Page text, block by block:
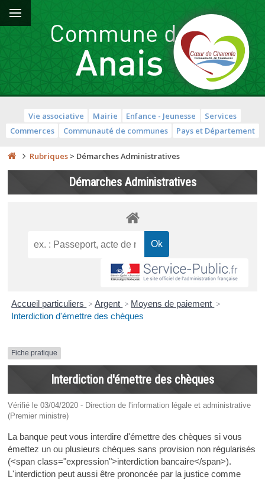
Vie associative Mairie Enfance - Jeunesse
Services
Commerces
Communauté de communes Pays et Département
Rubriques > Démarches Administratives
Démarches Administratives
Accueil particuliers > Argent > Moyens de paiement >
Interdiction d'émettre des chèques
Fiche pratique
Interdiction d'émettre des chèques
Vérifié le 03/04/2020 - Direction de l'information légale et administrative
(Premier ministre)
La banque peut vous interdire d'émettre des chèques si vous
émettez un ou plusieurs chèques sans provision non régularisés
(<span class="expression">interdiction bancaire</span>).
L'interdiction peut aussi être prononcée par la justice comme